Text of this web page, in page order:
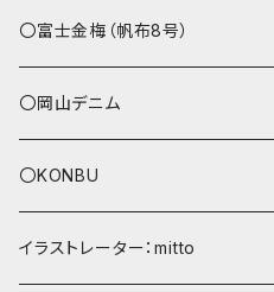
その他
〇富士金梅（帆布8号）
〇岡山デニム
〇KONBU
ショルダーバッグ
イラストレーター：mitto